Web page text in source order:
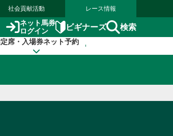
社会貢献活動 レース情報
ネット馬券
ログイン
ビギナーズ 検索
席・入場券ネット予約